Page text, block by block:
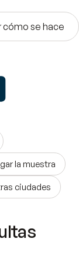
cómo se hace
la muestra
ciudades